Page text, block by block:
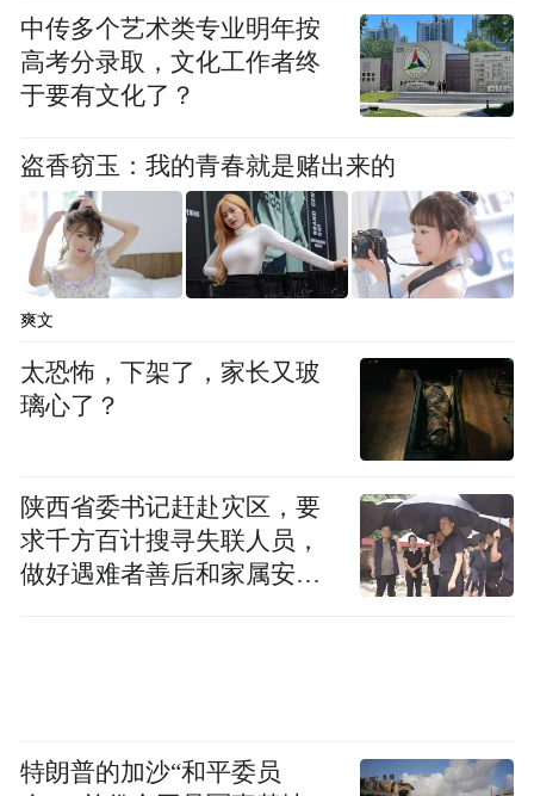
不移创造条件、搭建平台、政策倾斜，支持
青年人才挑大梁、当主角。
改革创新的排头兵，是服务区域产业升级的
生力军。近年来，青岛酒店管理职业技术学
院始终将人才作为推动学校高质量发展的第
一资源，加大高层次人才引进和培育力度，
积极为青年人才成长成才创造良好环境，充
分激发了青年人才的创新活力。站在职业教
育对接国家战略、赋能区域经济的新起点
上，学校将继续以更开放的格局、更务实的
举措、更贴心的服务，推动青年人才在教学
科研与产业实践的深度融合中淬炼成长，为
学校高质量发展提供坚强的人才支撑。
pictures and audios if any) is uploaded and posted
by the user of Dafeng Hao, which is a social media
中传多个艺术类专业明年按
高考分录取，文化工作者终
于要有文化了？
盗香窃玉：我的青春就是赌出来的
爽文
太恐怖，下架了，家长又玻
璃心了？
陕西省委书记赶赴灾区，要
求千方百计搜寻失联人员，
做好遇难者善后和家属安抚
特朗普的加沙“和平委员